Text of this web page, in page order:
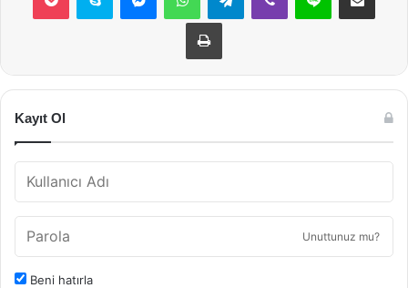
Yazdır
Kayıt Ol
Unuttunuz mu?
Beni hatırla